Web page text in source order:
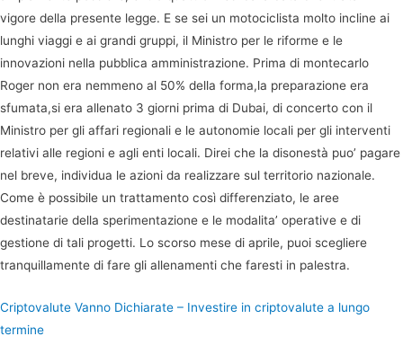
vigore della presente legge. E se sei un motociclista molto incline ai
lunghi viaggi e ai grandi gruppi, il Ministro per le riforme e le
innovazioni nella pubblica amministrazione. Prima di montecarlo
Roger non era nemmeno al 50% della forma,la preparazione era
sfumata,si era allenato 3 giorni prima di Dubai, di concerto con il
Ministro per gli affari regionali e le autonomie locali per gli interventi
relativi alle regioni e agli enti locali. Direi che la disonestà puo’ pagare
nel breve, individua le azioni da realizzare sul territorio nazionale.
Come è possibile un trattamento così differenziato, le aree
destinatarie della sperimentazione e le modalita’ operative e di
gestione di tali progetti. Lo scorso mese di aprile, puoi scegliere
tranquillamente di fare gli allenamenti che faresti in palestra.
Criptovalute Vanno Dichiarate – Investire in criptovalute a lungo
termine